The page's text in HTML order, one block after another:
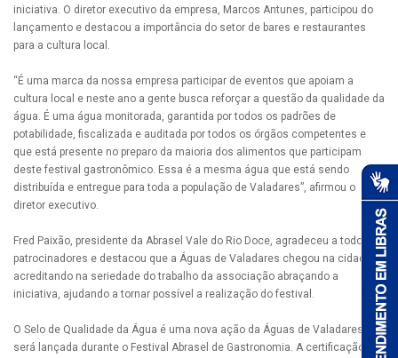
iniciativa. O diretor executivo da empresa, Marcos Antunes, participou do
lançamento e destacou a importância do setor de bares e restaurantes
para a cultura local.
“É uma marca da nossa empresa participar de eventos que apoiam a
cultura local e neste ano a gente busca reforçar a questão da qualidade da
água. É uma água monitorada, garantida por todos os padrões de
potabilidade, fiscalizada e auditada por todos os órgãos competentes e
que está presente no preparo da maioria dos alimentos que participam
deste festival gastronômico. Essa é a mesma água que está sendo
distribuída e entregue para toda a população de Valadares”, afirmou o
diretor executivo.
Fred Paixão, presidente da Abrasel Vale do Rio Doce, agradeceu a todos os
patrocinadores e destacou que a Águas de Valadares chegou na cidade
acreditando na seriedade do trabalho da associação abraçando a
iniciativa, ajudando a tornar possível a realização do festival.
O Selo de Qualidade da Água é uma nova ação da Águas de Valadares que
será lançada durante o Festival Abrasel de Gastronomia. A certificação